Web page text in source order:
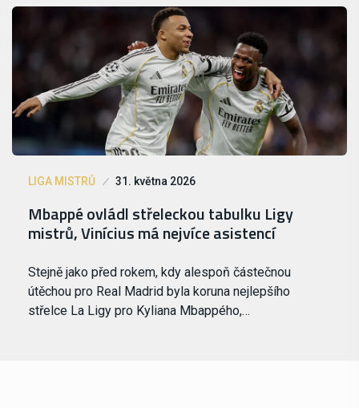
LIGA MISTRŮ 31. května 2026
Mbappé ovládl střeleckou tabulku Ligy
mistrů, Vinícius má nejvíce asistencí
Stejně jako před rokem, kdy alespoň částečnou
útěchou pro Real Madrid byla koruna nejlepšího
střelce La Ligy pro Kyliana Mbappého,…